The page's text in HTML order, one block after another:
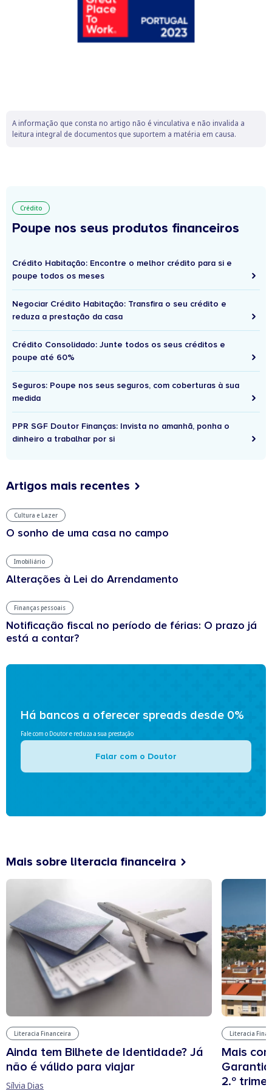
A informação que consta no artigo não é vinculativa e não invalida a
leitura integral de documentos que suportem a matéria em causa.
Crédito
Poupe nos seus produtos financeiros
Crédito Habitação: Encontre o melhor crédito para si e
poupe todos os meses
Negociar Crédito Habitação: Transfira o seu crédito e
reduza a prestação da casa
Crédito Consolidado: Junte todos os seus créditos e
poupe até 60%
Seguros: Poupe nos seus seguros, com coberturas à sua
medida
PPR SGF Doutor Finanças: Invista no amanhã, ponha o
dinheiro a trabalhar por si
Artigos mais recentes
Cultura e Lazer
O sonho de uma casa no campo
Imobiliário
Alterações à Lei do Arrendamento
Finanças pessoais
Notificação fiscal no período de férias: O prazo já
está a contar?
Há bancos a oferecer spreads desde 0%
Fale com o Doutor e reduza a sua prestação
Falar com o Doutor
Mais sobre literacia financeira
Literacia Financeira
Ainda tem Bilhete de Identidade? Já
não é válido para viajar
Sílvia Dias
Literacia
Mais
2.º